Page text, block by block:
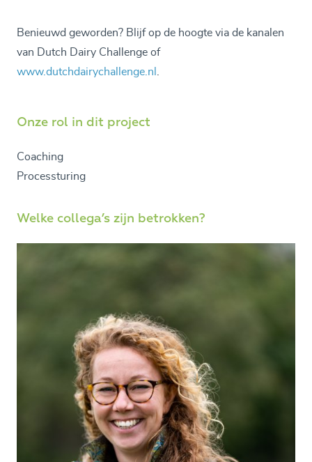
Benieuwd geworden? Blijf op de hoogte via de kanalen
van Dutch Dairy Challenge of
www.dutchdairychallenge.nl
Onze rol in dit project
Coaching
Processturing
Welke collega’s zijn betrokken?